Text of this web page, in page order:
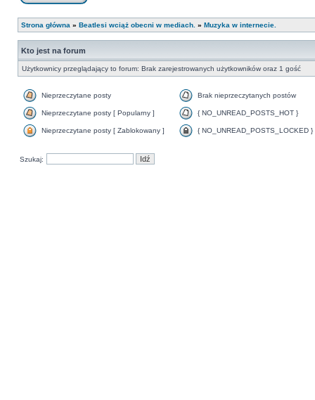
Strona główna » Beatlesi wciąż obecni w mediach. » Muzyka w internecie.
Kto jest na forum
Użytkownicy przeglądający to forum: Brak zarejestrowanych użytkowników oraz 1 gość
Nieprzeczytane posty Brak nieprzeczytanych postów
Nieprzeczytane posty [ Popularny ] { NO_UNREAD_POSTS_HOT }
Nieprzeczytane posty [ Zablokowany ] { NO_UNREAD_POSTS_LOCKED }
Szukaj: